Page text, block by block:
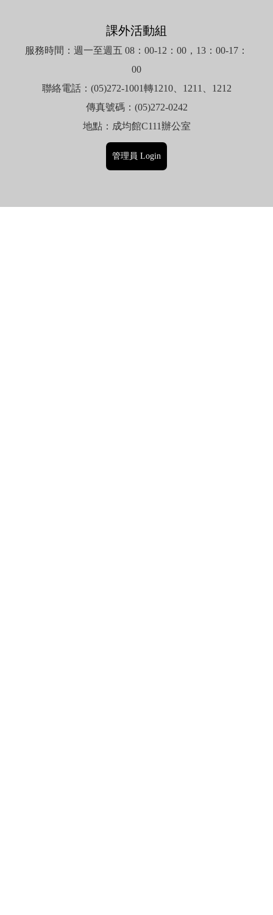
課外活動組
服務時間：週一至週五 08：00-12：00，13：00-17：
00
聯絡電話：(05)272-1001轉1210、1211、1212
傳真號碼：(05)272-0242
地點：成均館C111辦公室
管理員 Login